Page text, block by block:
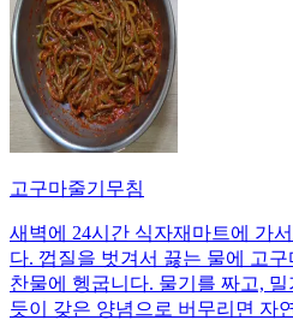
고구마줄기무침
새벽에 24시간 식자재마트에 가
다. 껍질을 벗겨서 끓는 물에 고
찬물에 헹굽니다. 물기를 짜고,
듯이 갖은 양념으로 버무리면 자